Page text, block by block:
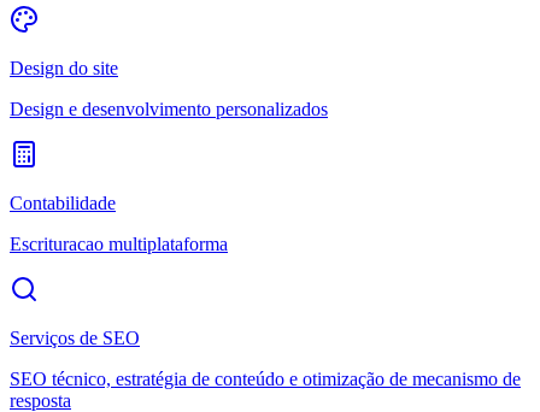
Design do site
Design e desenvolvimento personalizados
Contabilidade
Escrituracao multiplataforma
Serviços de SEO
SEO técnico, estratégia de conteúdo e otimização de mecanismo de
resposta